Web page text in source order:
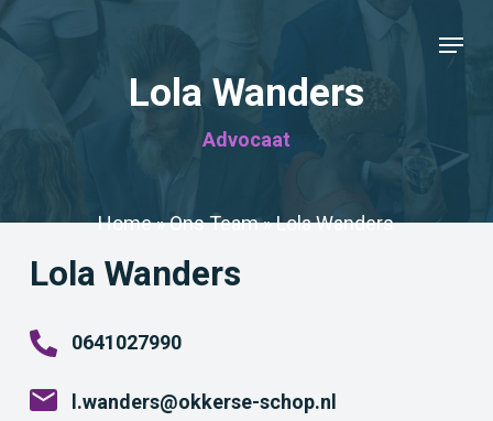
Skip
to
Menu
Lola Wanders
Advocaat
Home»Ons Team»Lola Wanders
Lola Wanders
0641027990
l.wanders@okkerse-schop.nl